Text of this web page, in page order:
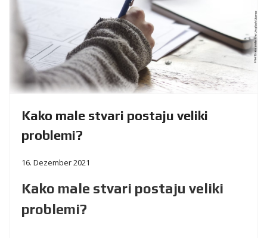
Kako male stvari postaju veliki
problemi?
16. Dezember 2021
Kako male stvari postaju veliki
problemi?